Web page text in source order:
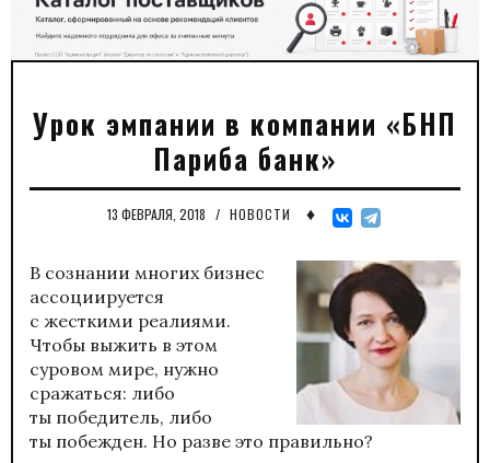
Урок эмпании в компании «БНП
Париба банк»
13 ФЕВРАЛЯ, 2018 / НОВОСТИ ♦
В сознании многих бизнес
ассоциируется
с жесткими реалиями.
Чтобы выжить в этом
суровом мире, нужно
сражаться: либо
ты победитель, либо
ты побежден. Но разве это правильно?